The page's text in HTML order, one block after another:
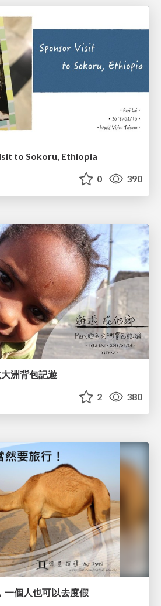
to Sokoru, Ethiopia
0 390
洲背包記遊
2 380
一個人也可以去度假